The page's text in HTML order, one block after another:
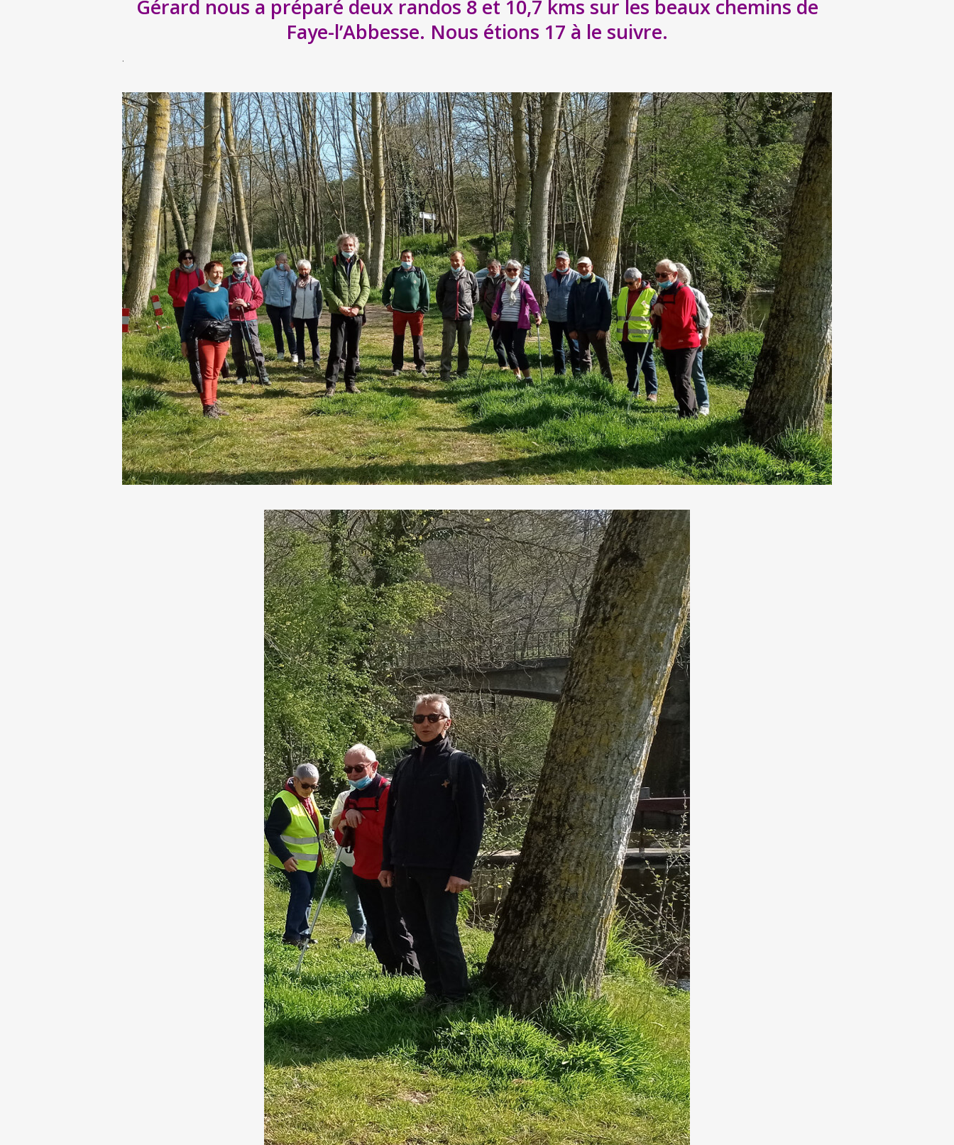
Gérard nous a préparé deux randos 8 et 10,7 kms sur les beaux chemins de
Faye-l’Abbesse. Nous étions 17 à le suivre.
.